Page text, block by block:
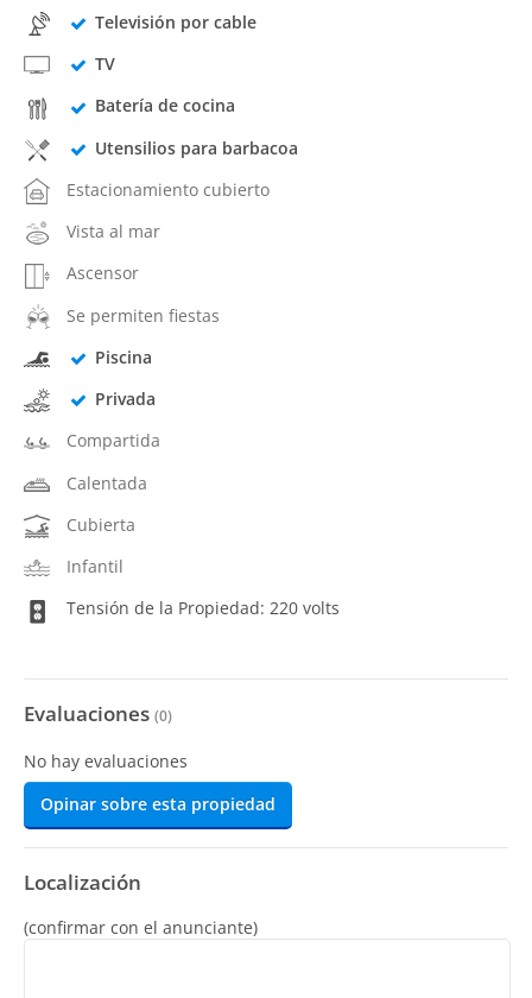
Televisión por cable
TV
Batería de cocina
Utensilios para barbacoa
Estacionamiento cubierto
Vista al mar
Ascensor
Se permiten fiestas
Piscina
Privada
Compartida
Calentada
Cubierta
Infantil
Tensión de la Propiedad: 220 volts
Evaluaciones (0)
No hay evaluaciones
Opinar sobre esta propiedad
Localización
(confirmar con el anunciante)